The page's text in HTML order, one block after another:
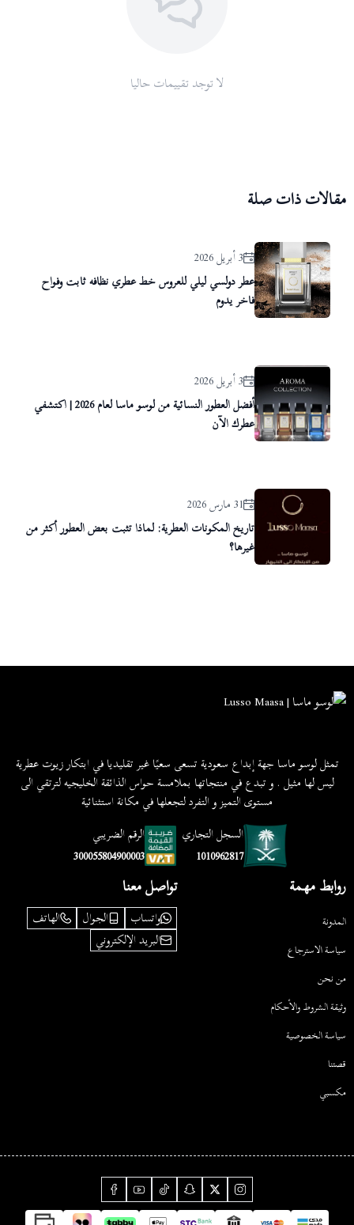
لا توجد تقييمات حاليا
مقالات ذات صلة
3 أبريل 2026
عطر دولسي ليلي للعروس خط عطري نظافه ثابت وفواح
فاخر يدوم
3 أبريل 2026
أفضل العطور النسائية من لوسو ماسا لعام 2026 | اكتشفي
عطرك الآن
31 مارس 2026
تاريخ المكونات العطرية: لماذا تثبت بعض العطور أكثر من
غيرها؟
تمثل لوسو ماسا جهة إبداع سعودية تسعى سعيًا غير تقليديا في ابتكار زيوت عطرية
ليس لها مثيل . و تبدع في منتجاتها بملامسة حواس الذائقة الخليجيه لترتقي الى
مستوى التميز و التفرد لتجعلها في مكانة استثنائية
السجل التجاري
1010962817
الرقم الضريبي
300055804900003
روابط مهمة
المدونة
سياسة الاسترجاع
من نحن
وثيقة الشروط والأحكام
سياسة الخصوصية
قصتنا
مكسبي
تواصل معنا
واتساب الجوال
الهاتف
البريد الإلكتروني